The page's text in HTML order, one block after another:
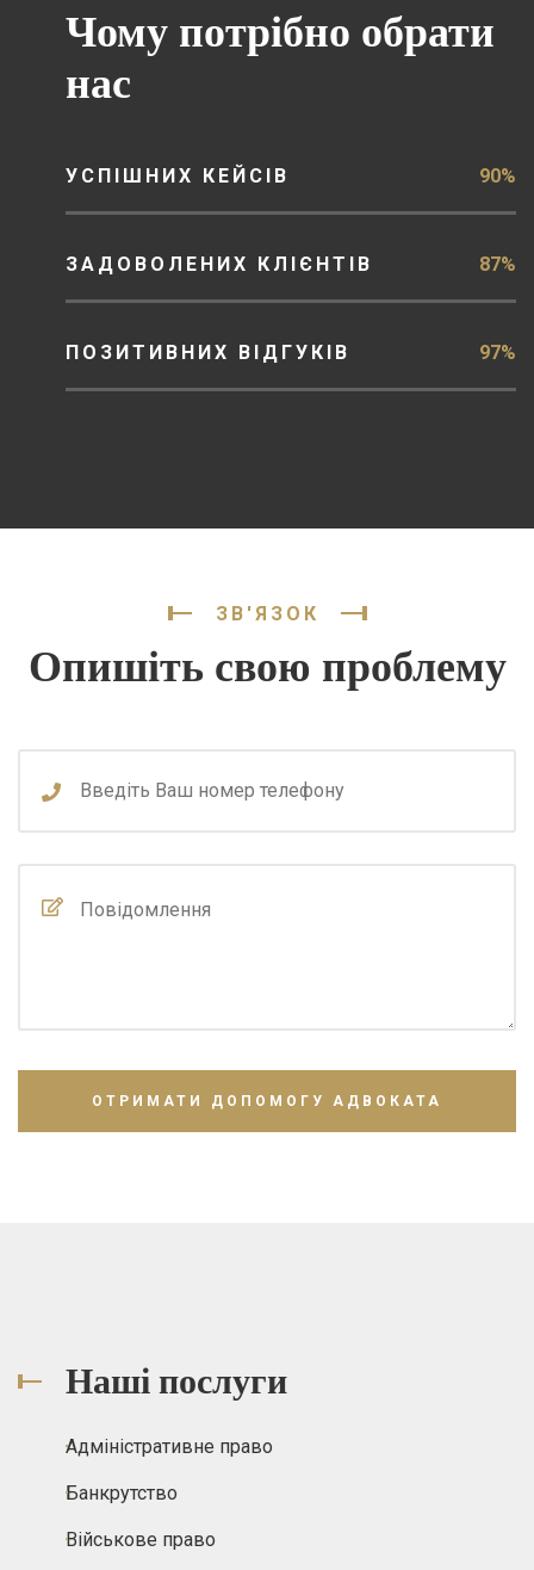
Чому потрібно обрати
нас
УСПІШНИХ КЕЙСІВ 90%
ЗАДОВОЛЕНИХ КЛІЄНТІВ 87%
ПОЗИТИВНИХ ВІДГУКІВ 97%
ЗВ'ЯЗОК
Опишіть свою проблему
Наші послуги
Адміністративне право
Банкрутство
Військове право